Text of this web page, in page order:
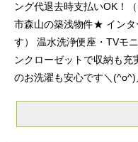
ング代退去時支払いOK！
市森山の築浅物件★ インタ
す） 温水洗浄便座・TVモ
ンクローゼットで収納も充
のお洗濯も安心です＼(^o^)